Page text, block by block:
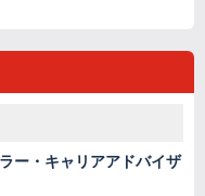
ー・キャリアアドバイザ